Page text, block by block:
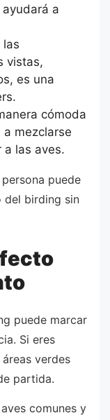
a
las
vistas,
es una
cómoda
mezclarse
a las aves.
puede
del birding sin
puede marcar
Si eres
verdes
partida.
comunes y